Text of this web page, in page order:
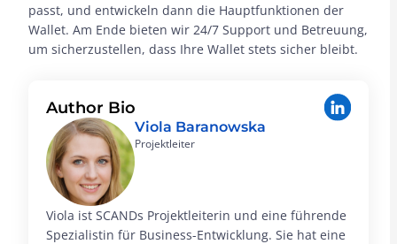
passt, und entwickeln dann die Hauptfunktionen der
Wallet. Am Ende bieten wir 24/7 Support und Betreuung,
um sicherzustellen, dass Ihre Wallet stets sicher bleibt.
Author Bio
Viola Baranowska
Projektleiter
Viola ist SCANDs Projektleiterin und eine führende
Spezialistin für Business-Entwicklung. Sie hat eine